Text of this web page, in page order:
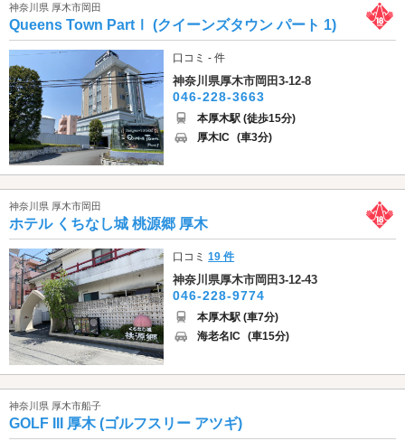
神奈川県 厚木市岡田
Queens Town PartⅠ (クイーンズタウン パート 1)
口コミ - 件
神奈川県厚木市岡田3-12-8
046-228-3663
本厚木駅 (徒歩15分)
厚木IC (車3分)
神奈川県 厚木市岡田
ホテル くちなし城 桃源郷 厚木
口コミ19 件
神奈川県厚木市岡田3-12-43
046-228-9774
本厚木駅 (車7分)
海老名IC (車15分)
神奈川県 厚木市船子
GOLF III 厚木 (ゴルフスリー アツギ)